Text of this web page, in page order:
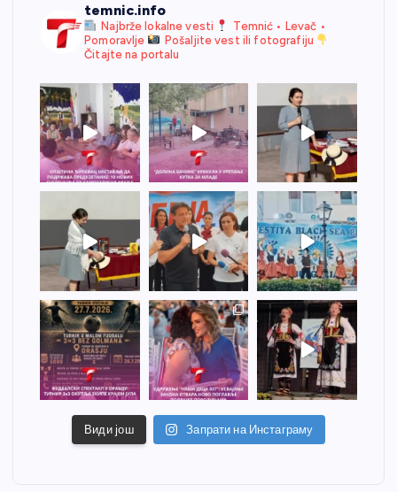
temnic.info
Najbrže lokalne vesti
Temnić • Levač •
Pomoravlje
Pošaljite vest ili fotografiju
Čitajte na portalu
Види још Запрати на Инстаграму